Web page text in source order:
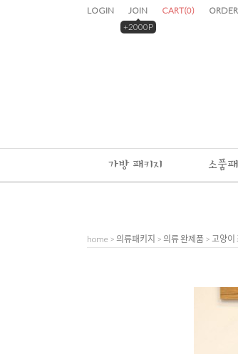
LOGIN
JOIN
+2000P
CART(0) ORDER
가방 패키지 소품
home > 의류패키지 > 의류 완제품 > 고양이